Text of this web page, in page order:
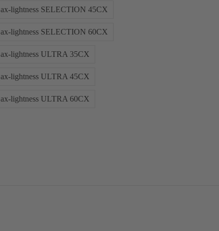
ax-lightness SELECTION 45CX
ax-lightness SELECTION 60CX
ax-lightness ULTRA 35CX
ax-lightness ULTRA 45CX
ax-lightness ULTRA 60CX